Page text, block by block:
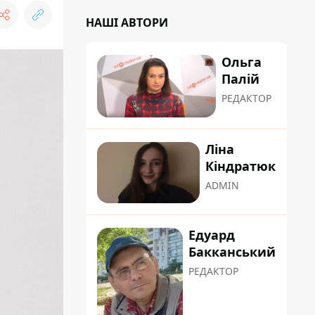
НАШІ АВТОРИ
Ольга
Палій
РЕДАКТОР
Ліна
Кіндратюк
ADMIN
Едуард
Бакканський
РЕДАКТОР